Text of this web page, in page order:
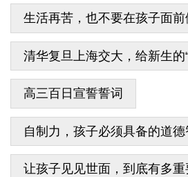
格
生活再苦，也不要在孩子面
清华复旦上海交大，给新生的
高三百日宣誓誓词
自制力，孩子必须具备的道
让孩子见见世面，到底有多重